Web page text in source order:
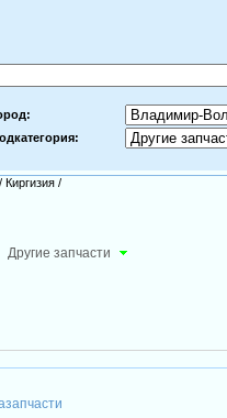
/ Киргизия /
Другие запчасти